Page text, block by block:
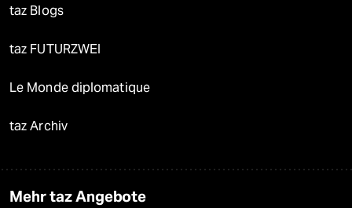
taz Blogs
taz FUTURZWEI
Le Monde diplomatique
taz Archiv
Mehr taz Angebote